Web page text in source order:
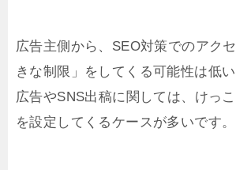
広告主側から、SEO対策でのアク
きな制限」をしてくる可能性は低
広告やSNS出稿に関しては、けっ
を設定してくるケースが多いです。